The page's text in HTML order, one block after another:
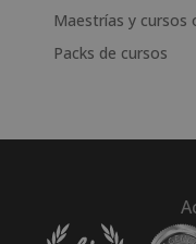
Maestrías y cursos
Packs de cursos